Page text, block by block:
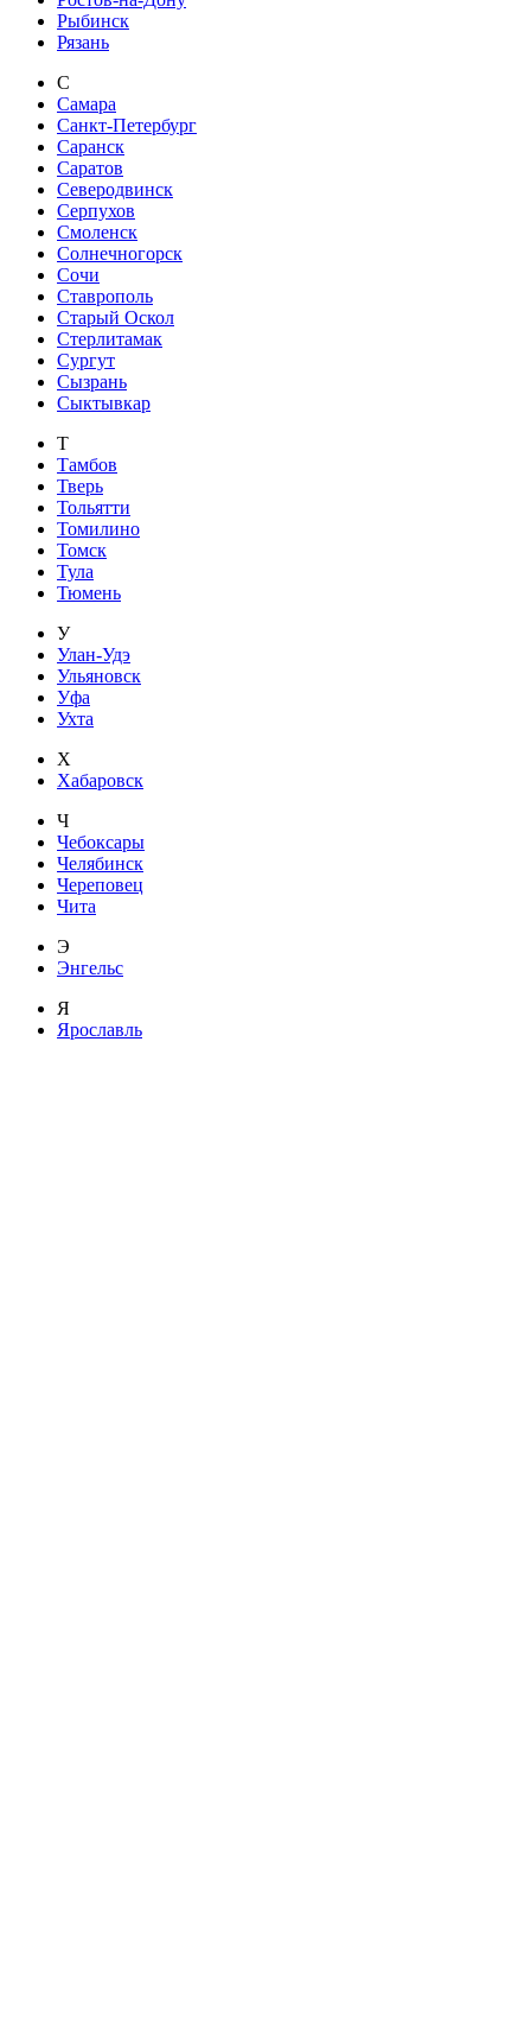
Рыбинск
Рязань
С
Самара
Санкт-Петербург
Саранск
Саратов
Северодвинск
Серпухов
Смоленск
Солнечногорск
Сочи
Ставрополь
Старый Оскол
Стерлитамак
Сургут
Сызрань
Сыктывкар
Т
Тамбов
Тверь
Тольятти
Томилино
Томск
Тула
Тюмень
У
Улан-Удэ
Ульяновск
Уфа
Ухта
Х
Хабаровск
Ч
Чебоксары
Челябинск
Череповец
Чита
Э
Энгельс
Я
Ярославль